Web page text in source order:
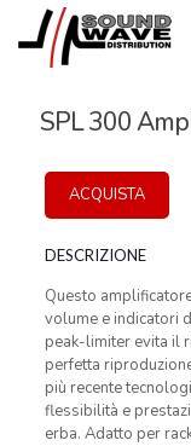
SPL 300
ACQUISTA
DESCRIZIONE
Questo
volume e indicatori
peak-limiter evita il
perfetta
più recente
flessibilità e
erba. Adatto per